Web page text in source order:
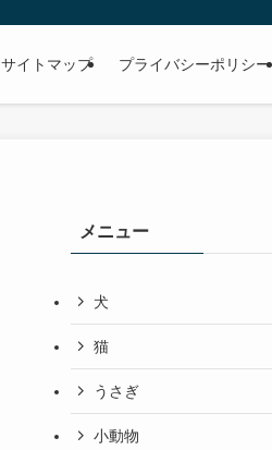
サイトマップ プライバシーポリシー
メニュー
犬
猫
うさぎ
小動物